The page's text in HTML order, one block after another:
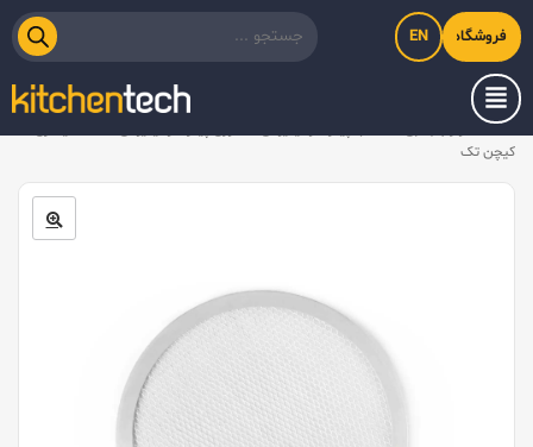
فروشگاه اینترنتی کیت‌لاین
EN
خانه
کیچن تک